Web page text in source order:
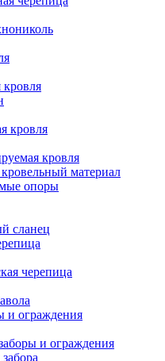
кровля
кровля
кровля
материал
опоры
сланец
черепица
и ограждения
и ограждения